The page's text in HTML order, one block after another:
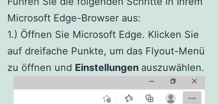
Microsoft Edge-Browser aus:
1.) Öffnen Sie Microsoft Edge. Klicken Sie
auf dreifache Punkte, um das Flyout-Menü
zu öffnen und Einstellungen auszuwählen.